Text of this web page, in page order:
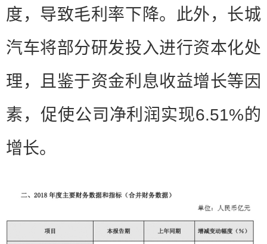
度，导致毛利率下降。此外，长城
汽车将部分研发投入进行资本化处
理，且鉴于资金利息收益增长等因
素，促使公司净利润实现6.51%的
增长。